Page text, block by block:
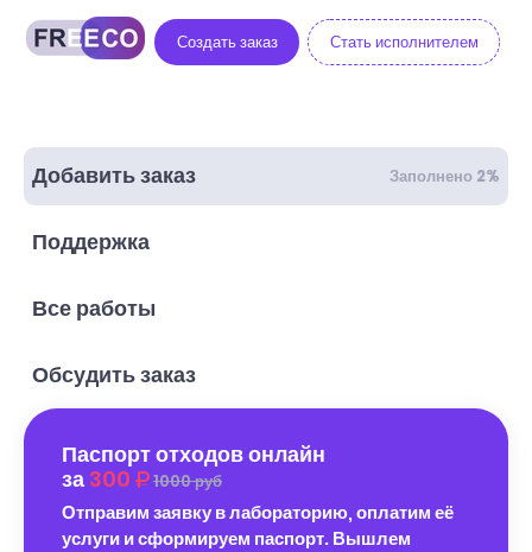
Создать заказ Стать исполнителем
Добавить заказ Заполнено 2%
Поддержка
Все работы
Обсудить заказ
Паспорт отходов онлайн
за 300 1000 руб
Отправим заявку в лабораторию, оплатим её
услуги и сформируем паспорт. Вышлем